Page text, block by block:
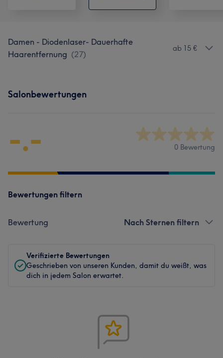
Damen - Diodenlaser- Dauerhafte
Haarentfernung (27)
ab 15 €
Salonbewertungen
-.- 0 Bewertung
Bewertungen filtern
Bewertung Nach Sternen filtern
Verifizierte Bewertungen
Geschrieben von unseren Kunden, damit du weißt, was
dich in jedem Salon erwartet.